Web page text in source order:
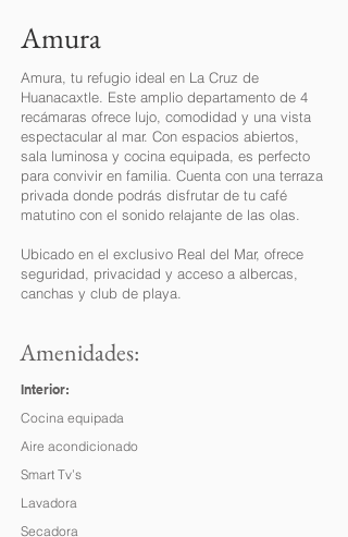
Amura
Amura, tu refugio ideal en La Cruz de
Huanacaxtle. Este amplio departamento de 4
recámaras ofrece lujo, comodidad y una vista
espectacular al mar. Con espacios abiertos,
sala luminosa y cocina equipada, es perfecto
para convivir en familia. Cuenta con una terraza
privada donde podrás disfrutar de tu café
matutino con el sonido relajante de las olas.
Ubicado en el exclusivo Real del Mar, ofrece
seguridad, privacidad y acceso a albercas,
canchas y club de playa.
Amenidades:
Interior:
Cocina equipada
Aire acondicionado
Smart Tv’s
Lavadora
Secadora